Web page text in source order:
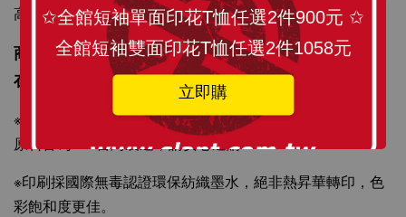
✩全館短袖單面印花T恤任選2件900元 ✩
全館短袖雙面印花T恤任選2件1058元
立即購
加入購物車
高的品質水準，經多次洗滌不易起毛球，不易掉棉絮。
商品描述：訂製化圖像精心印刷，將 SLANT TEE穿
在身上更顯個人風格與時尚感。
※T-SHIRT原料從織染剪裁、車縫整燙、印刷製程與包裝材
原料皆為MIT台灣製造，請安心選購！
※印刷採國際無毒認證環保紡織墨水，絕非熱昇華轉印，色
彩飽和度更佳。